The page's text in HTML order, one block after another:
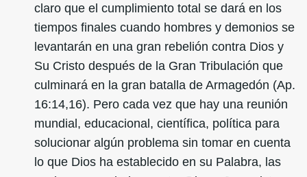
claro que el cumplimiento total se dará en los
tiempos finales cuando hombres y demonios se
levantarán en una gran rebelión contra Dios y
Su Cristo después de la Gran Tribulación que
culminará en la gran batalla de Armagedón (Ap.
16:14,16). Pero cada vez que hay una reunión
mundial, educacional, científica, política para
solucionar algún problema sin tomar en cuenta
lo que Dios ha establecido en su Palabra, las